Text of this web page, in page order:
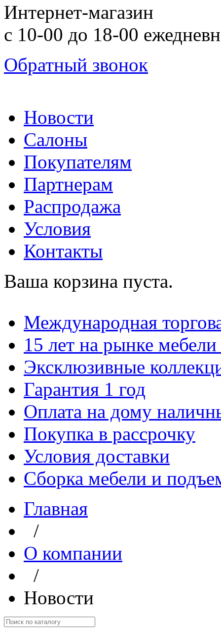
Интернет-магазин
с 10-00 до 18-00
Обратный звонок
Новости
Салоны
Покупателям
Партнерам
Распродажа
Условия
Контакты
Ваша корзина пуста.
Международная
15 лет на рынке
Эксклюзивные
Гарантия 1 год
Оплата на дому
Покупка в рассрочку
Условия доставки
Сборка мебели и
Главная
/
О компании
/
Новости